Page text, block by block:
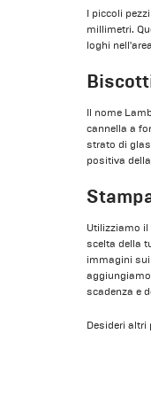
I piccoli
millimetri.
loghi
Il nome
cannella a
strato di
positiva
Utilizziamo il
scelta della
immagini
scadenza e
Desideri